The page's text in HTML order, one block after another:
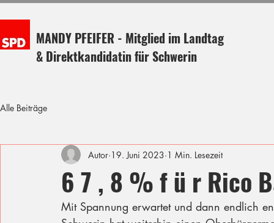
MANDY PFEIFER - Mitglied im Landtag
& Direktkandidatin für Schwerin
Alle Beiträge
6 7 , 8 % f ü r Rico
Autor 19. Juni 2023 1 Min. Lesezeit
Mit Spannung erwartet und dann endlich